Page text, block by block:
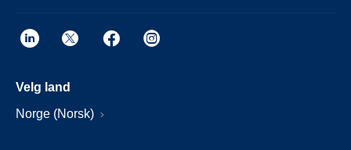
Velg land
Norge (Norsk)